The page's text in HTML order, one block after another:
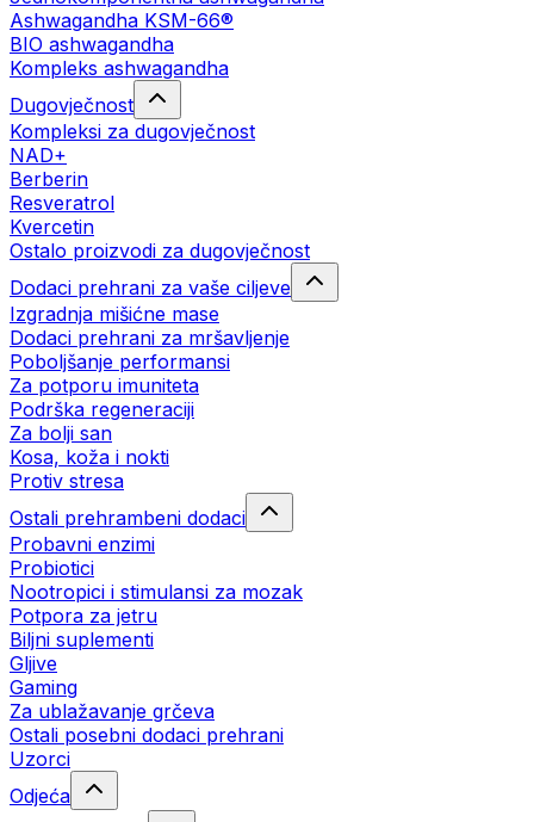
Ashwagandha KSM-66®
BIO ashwagandha
Kompleks ashwagandha
Dugovječnost
Kompleksi za dugovječnost
NAD+
Berberin
Resveratrol
Kvercetin
Ostalo proizvodi za dugovječnost
Dodaci prehrani za vaše ciljeve
Izgradnja mišićne mase
Dodaci prehrani za mršavljenje
Poboljšanje performansi
Za potporu imuniteta
Podrška regeneraciji
Za bolji san
Kosa, koža i nokti
Protiv stresa
Ostali prehrambeni dodaci
Probavni enzimi
Probiotici
Nootropici i stimulansi za mozak
Potpora za jetru
Biljni suplementi
Gljive
Gaming
Za ublažavanje grčeva
Ostali posebni dodaci prehrani
Uzorci
Odjeća